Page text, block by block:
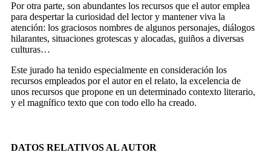
Por otra parte, son abundantes los recursos que el autor emplea
para despertar la curiosidad del lector y mantener viva la
atención: los graciosos nombres de algunos personajes, diálogos
hilarantes, situaciones grotescas y alocadas, guiños a diversas
culturas…
Este jurado ha tenido especialmente en consideración los
recursos empleados por el autor en el relato, la excelencia de
unos recursos que propone en un determinado contexto literario,
y el magnífico texto que con todo ello ha creado.
DATOS RELATIVOS AL AUTOR